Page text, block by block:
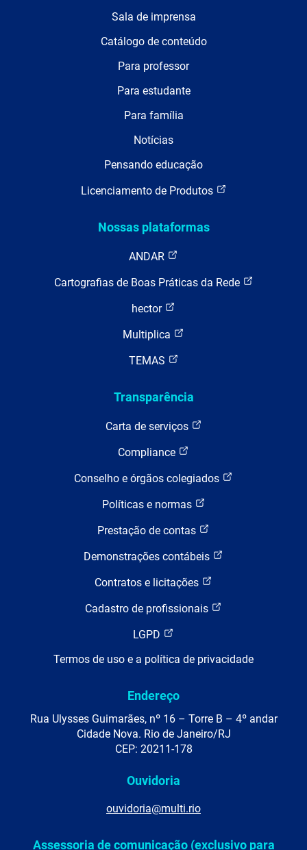
Sala de imprensa
Catálogo de conteúdo
Para professor
Para estudante
Para família
Notícias
Pensando educação
Licenciamento de Produtos
Nossas plataformas
ANDAR
Cartografias de Boas Práticas da Rede
hector
Multiplica
TEMAS
Transparência
Carta de serviços
Compliance
Conselho e órgãos colegiados
Políticas e normas
Prestação de contas
Demonstrações contábeis
Contratos e licitações
Cadastro de profissionais
LGPD
Termos de uso e a política de privacidade
Endereço
Rua Ulysses Guimarães, nº 16 – Torre B – 4º andar
Cidade Nova. Rio de Janeiro/RJ
CEP: 20211-178
Ouvidoria
ouvidoria@multi.rio
Assessoria de comunicação (exclusivo para